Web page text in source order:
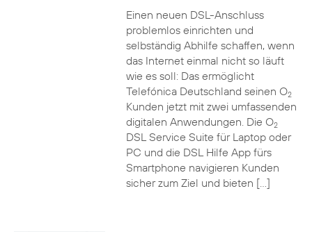
Einen neuen DSL-Anschluss
problemlos einrichten und
selbständig Abhilfe schaffen, wenn
das Internet einmal nicht so läuft
wie es soll: Das ermöglicht
Telefónica Deutschland seinen O2
Kunden jetzt mit zwei umfassenden
digitalen Anwendungen. Die O2
DSL Service Suite für Laptop oder
PC und die DSL Hilfe App fürs
Smartphone navigieren Kunden
sicher zum Ziel und bieten […]